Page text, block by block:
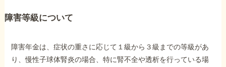
障害等級について
障害年金は、症状の重さに応じて１級から３級までの等級があ
り、慢性子球体腎炎の場合、特に腎不全や透析を行っている場